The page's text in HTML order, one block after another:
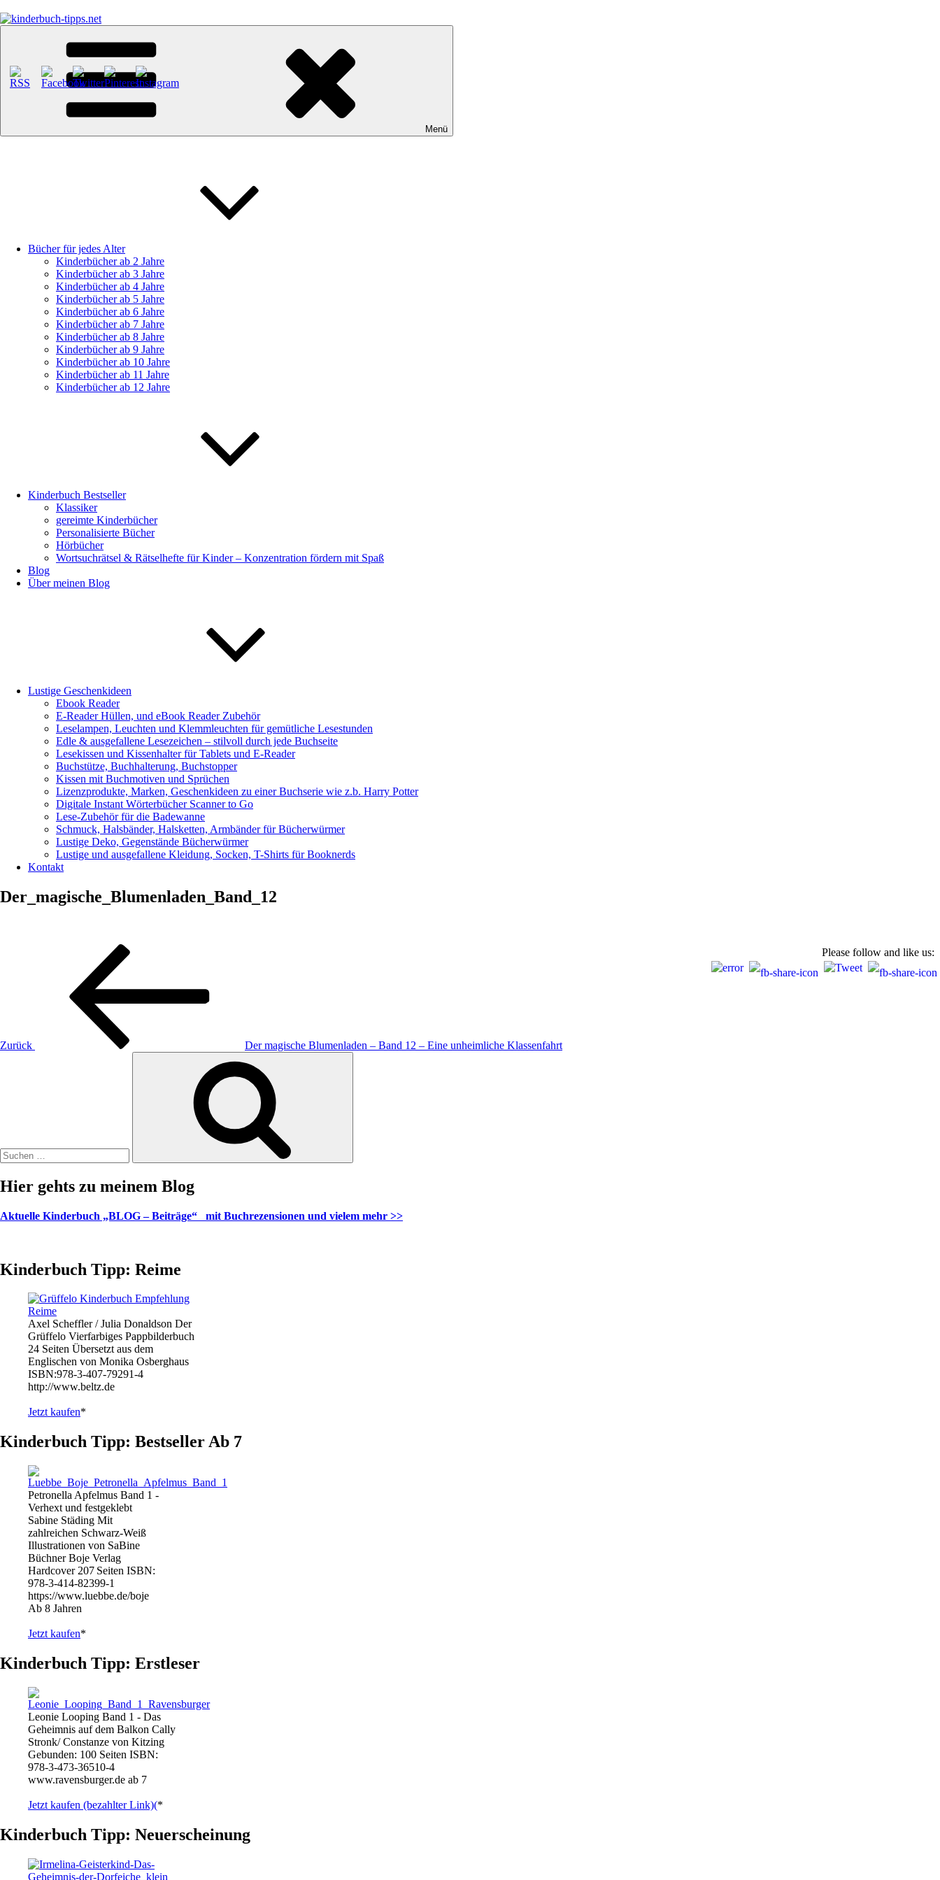
Inhalt
springen
kinderbuch-tipps.net
Empfehlungen und Tipps rund um das Thema Kinderbücher und Kinderbuchklassiker
Menü
Bücher für jedes Alter
Kinderbücher ab 2 Jahre
Kinderbücher ab 3 Jahre
Kinderbücher ab 4 Jahre
Kinderbücher ab 5 Jahre
Kinderbücher ab 6 Jahre
Kinderbücher ab 7 Jahre
Kinderbücher ab 8 Jahre
Kinderbücher ab 9 Jahre
Kinderbücher ab 10 Jahre
Kinderbücher ab 11 Jahre
Kinderbücher ab 12 Jahre
Kinderbuch Bestseller
Klassiker
gereimte Kinderbücher
Personalisierte Bücher
Hörbücher
Wortsuchrätsel & Rätselhefte für Kinder – Konzentration fördern mit Spaß
Blog
Über meinen Blog
Lustige Geschenkideen
Ebook Reader
E-Reader Hüllen, und eBook Reader Zubehör
Leselampen, Leuchten und Klemmleuchten für gemütliche Lesestunden
Edle & ausgefallene Lesezeichen – stilvoll durch jede Buchseite
Lesekissen und Kissenhalter für Tablets und E-Reader
Buchstütze, Buchhalterung, Buchstopper
Kissen mit Buchmotiven und Sprüchen
Lizenzprodukte, Marken, Geschenkideen zu einer Buchserie wie z.b. Harry Potter
Digitale Instant Wörterbücher Scanner to Go
Lese-Zubehör für die Badewanne
Schmuck, Halsbänder, Halsketten, Armbänder für Bücherwürmer
Lustige Deko, Gegenstände Bücherwürmer
Lustige und ausgefallene Kleidung, Socken, T-Shirts für Booknerds
Kontakt
Der_magische_Blumenladen_Band_12
Please follow and like us:
Beitragsnavigation
Zurück
Der magische Blumenladen – Band 12 – Eine unheimliche Klassenfahrt
Hier gehts zu meinem Blog
Aktuelle Kinderbuch „BLOG – Beiträge“ mit Buchrezensionen und vielem mehr >>
Kinderbuch Tipp: Reime
Axel Scheffler / Julia Donaldson Der
Grüffelo Vierfarbiges Pappbilderbuch
24 Seiten Übersetzt aus dem
Englischen von Monika Osberghaus
ISBN:978-3-407-79291-4
http://www.beltz.de
Jetzt kaufen*
Kinderbuch Tipp: Bestseller Ab 7
Petronella Apfelmus Band 1 -
Verhext und festgeklebt
Sabine Städing Mit
zahlreichen Schwarz-Weiß
Illustrationen von SaBine
Büchner Boje Verlag
Hardcover 207 Seiten ISBN:
978-3-414-82399-1
https://www.luebbe.de/boje
Ab 8 Jahren
Jetzt kaufen*
Kinderbuch Tipp: Erstleser
Leonie Looping Band 1 - Das
Geheimnis auf dem Balkon Cally
Stronk/ Constanze von Kitzing
Gebunden: 100 Seiten ISBN:
978-3-473-36510-4
www.ravensburger.de ab 7
Jetzt kaufen (bezahlter Link)(*
Kinderbuch Tipp: Neuerscheinung